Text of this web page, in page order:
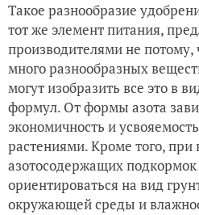
Такое разнообразие
тот же элемент питания,
производителями не потому,
много разнообразных
могут изобразить все это в
формул. От формы азота
экономичность и
растениями. Кроме того, при
азотосодержащих
ориентироваться на вид
окружающей среды и